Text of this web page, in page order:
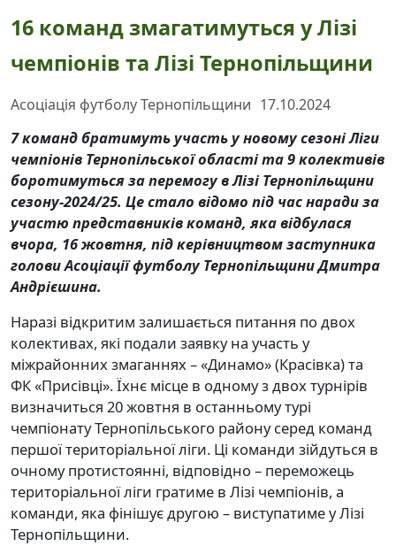
16 команд змагатимуться у Лізі
чемпіонів та Лізі Тернопільщини
Асоціація футболу Тернопільщини 17.10.2024
7 команд братимуть участь у новому сезоні Ліги
чемпіонів Тернопільської області та 9 колективів
боротимуться за перемогу в Лізі Тернопільщини
сезону-2024/25. Це стало відомо під час наради за
участю представників команд, яка відбулася
вчора, 16 жовтня, під керівництвом заступника
голови Асоціації футболу Тернопільщини Дмитра
Андрієшина.
Наразі відкритим залишається питання по двох
колективах, які подали заявку на участь у
міжрайонних змаганнях – «Динамо» (Красівка) та
ФК «Присівці». Їхнє місце в одному з двох турнірів
визначиться 20 жовтня в останньому турі
чемпіонату Тернопільського району серед команд
першої територіальної ліги. Ці команди зійдуться в
очному протистоянні, відповідно – переможець
територіальної ліги гратиме в Лізі чемпіонів, а
команди, яка фінішує другою – виступатиме у Лізі
Тернопільщини.